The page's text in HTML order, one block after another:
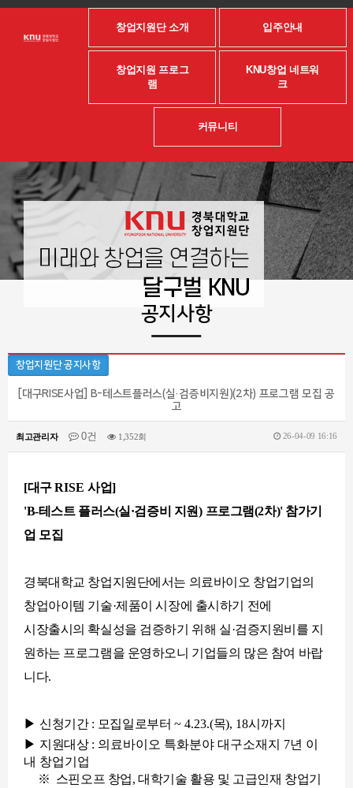
창업지원단 소개 입주안내
창업지원 프로그
램
KNU창업 네트워
크
커뮤니티
공지사항
창업지원단 공지사항
[대구RISE사업] B-테스트플러스(실·검증비지원)(2차) 프로그램 모집 공
고
최고관리자 0건 1,352회 26-04-09 16:16
[대구RISE사업]
'B-테스트 플러스(실·검증비 지원) 프로그램(2차)' 참가기
업 모집
경북대학교 창업지원단에서는 의료바이오 창업기업의
창업아이템 기술·제품이 시장에 출시하기 전에
시장출시의 확실성을 검증하기 위해 실·검증지원비를 지
원하는 프로그램을 운영하오니 기업들의 많은 참여 바랍
니다.
▶ 신청기간 : 모집일로부터 ~ 4.23.(목), 18시까지
▶ 지원대상: 의료바이오 특화분야 대구소재지 7년 이
내 창업기업
※ 스핀오프 창업, 대학기술 활용 및 고급인재 창업기